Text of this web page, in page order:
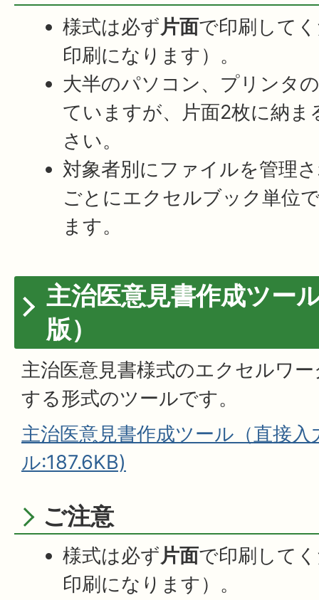
様式は必ず片面で印刷して
印刷になります）。
大半のパソコン、プリンタ
ていますが、片面2枚に納
さい。
対象者別にファイルを管理
ごとにエクセルブック単位
ます。
主治医意見書作成ツー
版）
主治医意見書様式のエクセルワ
する形式のツールです。
主治医意見書作成ツール（直接
ル:187.6KB)
ご注意
様式は必ず片面で印刷して
印刷になります）。